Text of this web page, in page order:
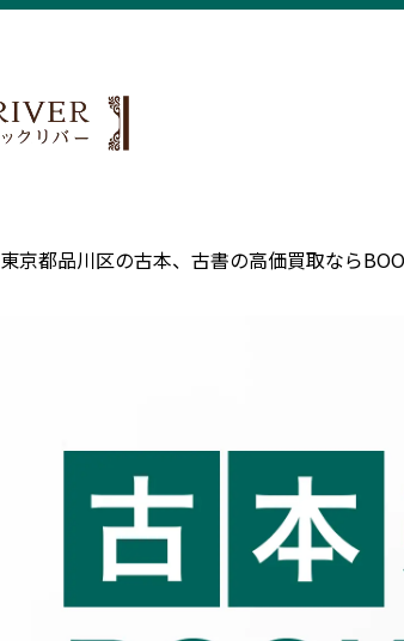
東京都品川区の古本、古書の高価買取なら